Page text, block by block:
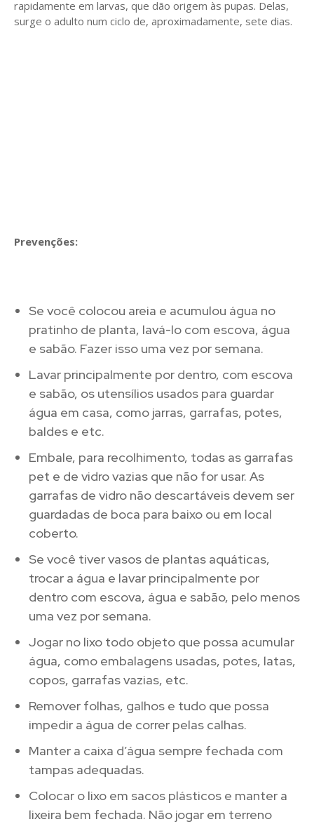
rapidamente em larvas, que dão origem às pupas. Delas,
surge o adulto num ciclo de, aproximadamente, sete dias.
Prevenções:
Se você colocou areia e acumulou água no
pratinho de planta, lavá-lo com escova, água
e sabão. Fazer isso uma vez por semana.
Lavar principalmente por dentro, com escova
e sabão, os utensílios usados para guardar
água em casa, como jarras, garrafas, potes,
baldes e etc.
Embale, para recolhimento, todas as garrafas
pet e de vidro vazias que não for usar. As
garrafas de vidro não descartáveis devem ser
guardadas de boca para baixo ou em local
coberto.
Se você tiver vasos de plantas aquáticas,
trocar a água e lavar principalmente por
dentro com escova, água e sabão, pelo menos
uma vez por semana.
Jogar no lixo todo objeto que possa acumular
água, como embalagens usadas, potes, latas,
copos, garrafas vazias, etc.
Remover folhas, galhos e tudo que possa
impedir a água de correr pelas calhas.
Manter a caixa d’água sempre fechada com
tampas adequadas.
Colocar o lixo em sacos plásticos e manter a
lixeira bem fechada. Não jogar em terreno